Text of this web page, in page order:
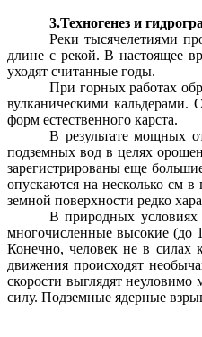
3.Техногенез и
Реки тысячелетиями
длине с рекой. В настоящее
уходят считанные годы.
При горных работах
вулканическими
форм естественного карста.
В результате мощных
подземных вод в целях
зарегистрированы еще
опускаются на несколько см
земной поверхности редко
В природных условиях
многочисленные высокие (до
Конечно, человек не в силах
движения происходят
скорости выглядят
силу. Подземные ядерные